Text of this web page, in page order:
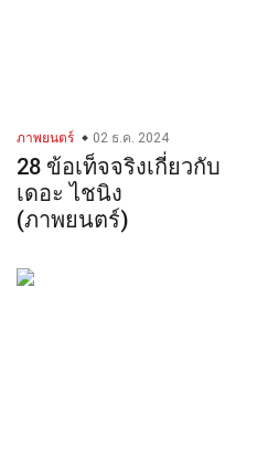
ภาพยนตร์ 02 ธ.ค. 2024
28 ข้อเท็จจริงเกี่ยวกับ
เดอะ ไชนิง
(ภาพยนตร์)